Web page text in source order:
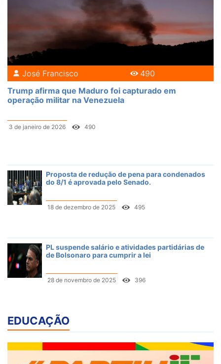
José Francisco
490
Trump afirma que Maduro foi capturado em
operação militar na Venezuela
3 de janeiro de 2026 490
Proposta de redução de pena para condenados
do 8/1 é aprovada pelo Senado.
18 de dezembro de 2025 495
PL suspende salário e atividades partidárias de
de Bolsonaro para cumprir a lei
28 de novembro de 2025 396
EDUCAÇÃO